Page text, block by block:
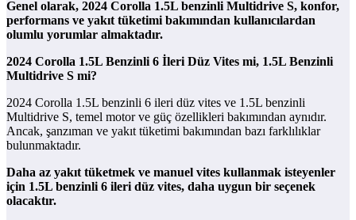
Genel olarak, 2024 Corolla 1.5L benzinli Multidrive S, konfor,
performans ve yakıt tüketimi bakımından kullanıcılardan
olumlu yorumlar almaktadır.
2024 Corolla 1.5L Benzinli 6 İleri Düz Vites mi, 1.5L Benzinli
Multidrive S mi?
2024 Corolla 1.5L benzinli 6 ileri düz vites ve 1.5L benzinli
Multidrive S, temel motor ve güç özellikleri bakımından aynıdır.
Ancak, şanzıman ve yakıt tüketimi bakımından bazı farklılıklar
bulunmaktadır.
Daha az yakıt tüketmek ve manuel vites kullanmak isteyenler
için 1.5L benzinli 6 ileri düz vites, daha uygun bir seçenek
olacaktır.